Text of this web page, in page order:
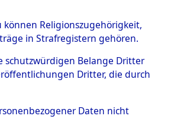
→0003
Religionszugehörigkeit,
in Strafregistern gehören.
schutzwürdigen Belange Dritter
Dritter, die durch
Daten nicht